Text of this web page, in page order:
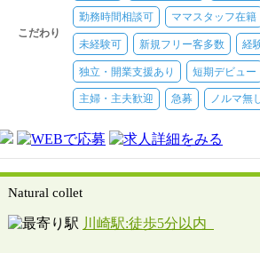
こだわり
勤務時間相談可 ママスタッフ在籍
未経験可 新規フリー客多数 経
独立・開業支援あり 短期デビュー
主婦・主夫歓迎 急募 ノルマ無
Natural collet
川崎駅:徒歩5分以内